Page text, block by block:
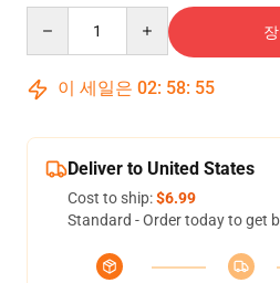
이 세일은 02: 58: 54
Deliver to United States
Cost to ship:$6.99
Standard - Order today to get